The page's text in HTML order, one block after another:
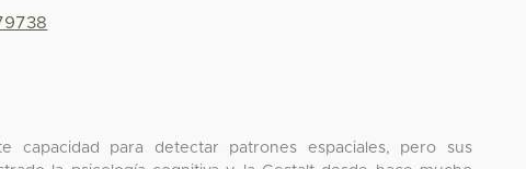
capacidad para detectar patrones espaciales, pero sus